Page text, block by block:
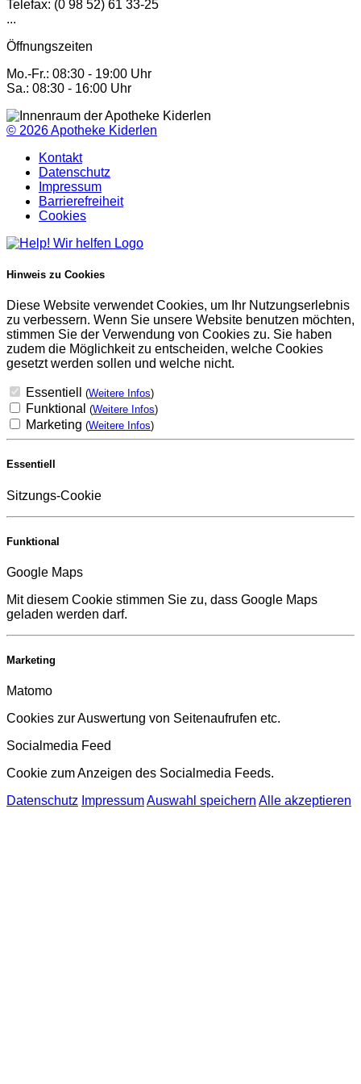
Telefax: (0 98 52) 61 33-25
...
Öffnungszeiten
Mo.-Fr.: 08:30 - 19:00 Uhr
Sa.: 08:30 - 16:00 Uhr
© 2026Apotheke Kiderlen
Kontakt
Datenschutz
Impressum
Barrierefreiheit
Cookies
Hinweis zu Cookies
Diese Website verwendet Cookies, um Ihr Nutzungserlebnis
zu verbessern. Wenn Sie unsere Website benutzen möchten,
stimmen Sie der Verwendung von Cookies zu. Sie haben
zudem die Möglichkeit zu entscheiden, welche Cookies
gesetzt werden sollen und welche nicht.
Essentiell (Weitere Infos)
Funktional (Weitere Infos)
Marketing (Weitere Infos)
Essentiell
Sitzungs-Cookie
Funktional
Google Maps
Mit diesem Cookie stimmen Sie zu, dass Google Maps
geladen werden darf.
Marketing
Matomo
Cookies zur Auswertung von Seitenaufrufen etc.
Socialmedia Feed
Cookie zum Anzeigen des Socialmedia Feeds.
Datenschutz ImpressumAuswahl speichern Alle akzeptieren